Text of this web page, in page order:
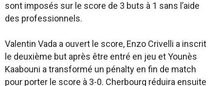
sont imposés sur le score de 3 buts à 1 sans l’aide
des professionnels.
Valentin Vada a ouvert le score, Enzo Crivelli a inscrit
le deuxième but après être entré en jeu et Younès
Kaabouni a transformé un pénalty en fin de match
pour porter le score à 3-0. Cherbourg réduira ensuite